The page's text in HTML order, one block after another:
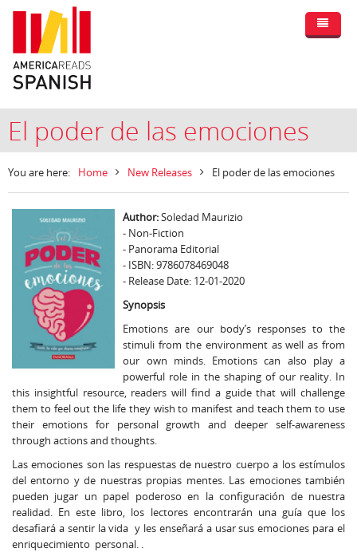
El poder de las emociones
You are here: Home New Releases El poder de las emociones
Author:Soledad Maurizio
- Non-Fiction
- Panorama Editorial
- ISBN: 9786078469048
- Release Date: 12-01-2020
Synopsis
Emotions are our body’s responses to the
stimuli from the environment as well as from
our own minds. Emotions can also play a
powerful role in the shaping of our reality. In
this insightful resource, readers will find a guide that will challenge
them to feel out the life they wish to manifest and teach them to use
their emotions for personal growth and deeper self-awareness
through actions and thoughts.
Las emociones son las respuestas de nuestro cuerpo a los estímulos
del entorno y de nuestras propias mentes. Las emociones también
pueden jugar un papel poderoso en la configuración de nuestra
realidad. En este libro, los lectores encontrarán una guía que los
desafiará a sentir la vida y les enseñará a usar sus emociones para el
enriquecimiento personal. .